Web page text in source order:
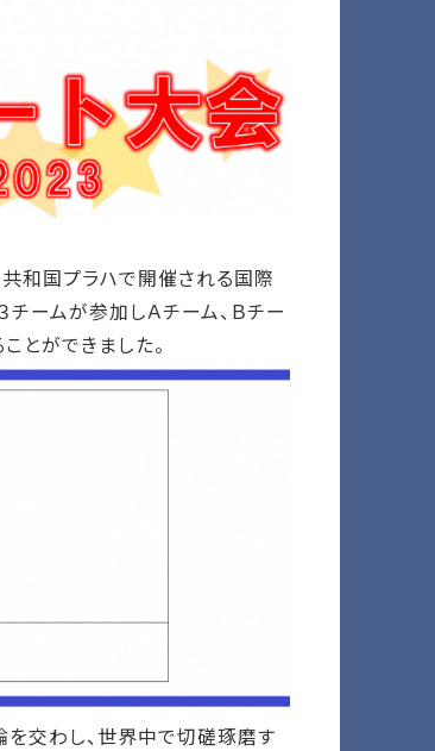
和国プラハで開催される国際
ームが参加しＡチーム、Ｂチー
とができました。
を交わし、世界中で切磋琢磨す